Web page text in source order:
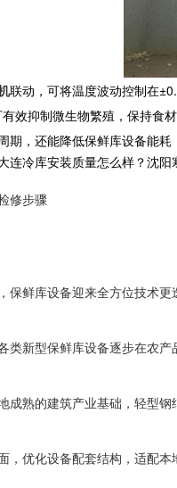
联动，可将温度波动控制在
效抑制微生物繁殖，保持
，还能降低保鲜库设备能
连冷库安装质量怎么样？沈
修步骤
鲜库设备迎来全方位技术
新型保鲜库设备逐步在农
熟的建筑产业基础，轻型
优化设备配套结构，适配